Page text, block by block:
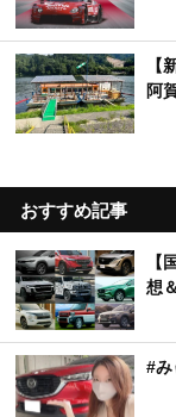
【
阿
おすすめ記事
【
想
#み